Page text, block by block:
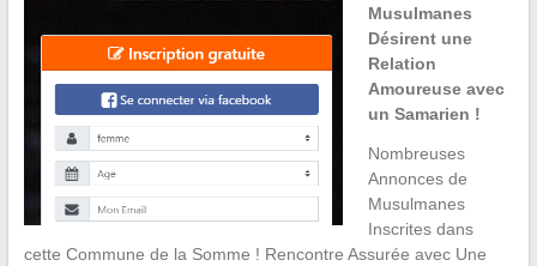
Musulmanes
Désirent une
Relation
Amoureuse avec
un Samarien !
Nombreuses
Annonces de
Musulmanes
Inscrites dans
cette Commune de la Somme ! Rencontre Assurée avec Une